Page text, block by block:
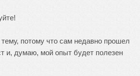
потому что сам недавно прошел
и, думаю, мой опыт будет полезен